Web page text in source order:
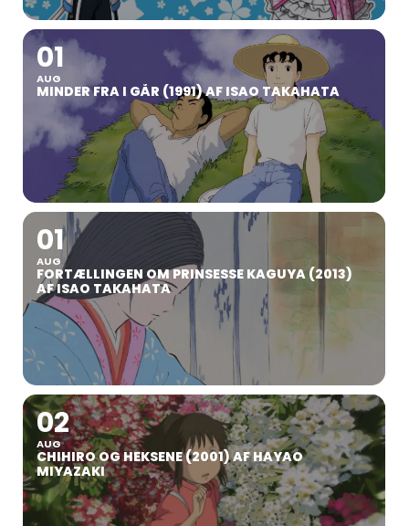
01
AUG
MINDER FRA I GÅR (1991) AF ISAO TAKAHATA
01
AUG
FORTÆLLINGEN OM PRINSESSE KAGUYA (2013)
AF ISAO TAKAHATA
02
AUG
CHIHIRO OG HEKSENE (2001) AF HAYAO
MIYAZAKI